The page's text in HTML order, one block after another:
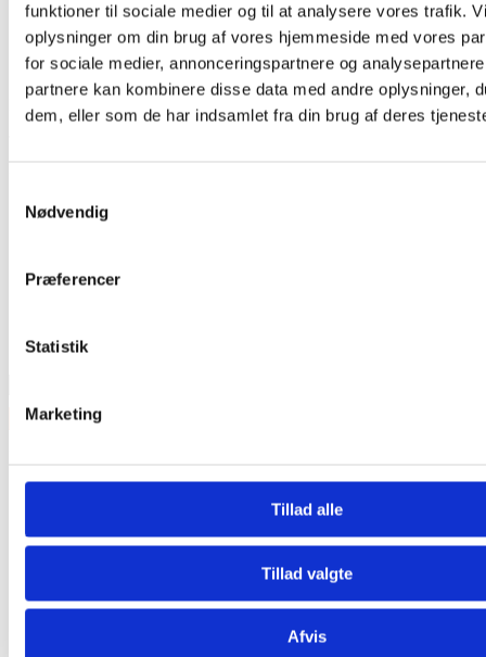
funktioner til sociale medier og til at analysere vores trafik.
oplysninger om din brug af vores hjemmeside med vores
for sociale medier, annonceringspartnere og
partnere kan kombinere disse data med andre oplysninger,
dem, eller som de har indsamlet fra din brug af deres
Nødvendig
Præferencer
Statistik
Marketing
Tillad alle
Tillad valgte
Afvis
Har du husket tilbehør?
Lilletrommer
Bækkener
Tilbehør til trommer